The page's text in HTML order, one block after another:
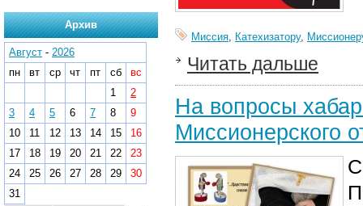
Миссия, Катехизатору,
Читать дальше
На вопросы
Миссионерского
Архив
Август - 2026
пн
вт ср чт пт сб
вс
1
2
3
4 5 6 7 8
9
10
11 12 13 14 15
16
17
18 19 20 21 22
23
24
25 26 27 28 29
30
31